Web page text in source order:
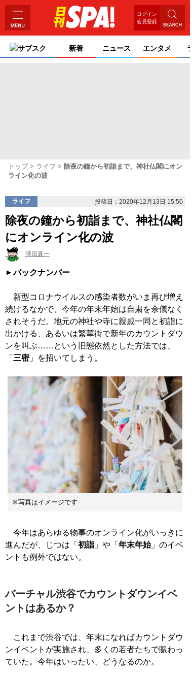
ログイン
会員登録
サブスク 新着 ニュース エンタメ
トップ ライフ
除夜の鐘から初詣まで、神社仏閣にオン
ライン化の波
ライフ 投稿日：2020年12月13日 15:50
除夜の鐘から初詣まで、神社仏閣
にオンライン化の波
澤田真一
バックナンバー
新型コロナウイルスの感染者数がいま再び増え
続けるなかで、今年の年末年始は自粛を余儀なく
されそうだ。地元の神社や寺に親戚一同と初詣に
出かける、あるいは繁華街で新年のカウントダウ
ンを叫ぶ……という旧態依然とした方法では、
「 三密」を招いてしまう。
※写真はイメージです
今年はあらゆる物事のオンライン化がいっきに
進んだが、じつは「 初詣 」や「 年末年始」のイベ
ントも例外ではない。
バーチャル渋谷でカウントダウンイベ
ントはあるか？
これまで渋谷では、年末になればカウントダウ
ンイベントが実施され、多くの若者たちで賑わっ
ていた。今年はいったい、どうなるのか。